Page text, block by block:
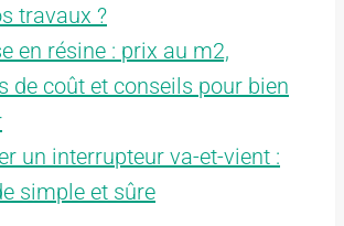
travaux ?
en résine : prix au m2,
de coût et conseils pour bien
un interrupteur va-et-vient :
simple et sûre